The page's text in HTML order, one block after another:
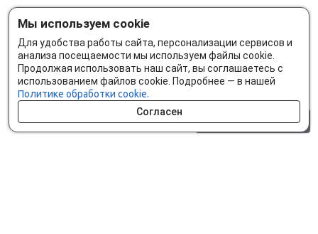
Мы используем cookie
Для удобства работы сайта, персонализации сервисов и
анализа посещаемости мы используем файлы cookie.
Продолжая использовать наш сайт, вы соглашаетесь с
использованием файлов cookie. Подробнее — в нашей
Политике обработки cookie.
Согласен